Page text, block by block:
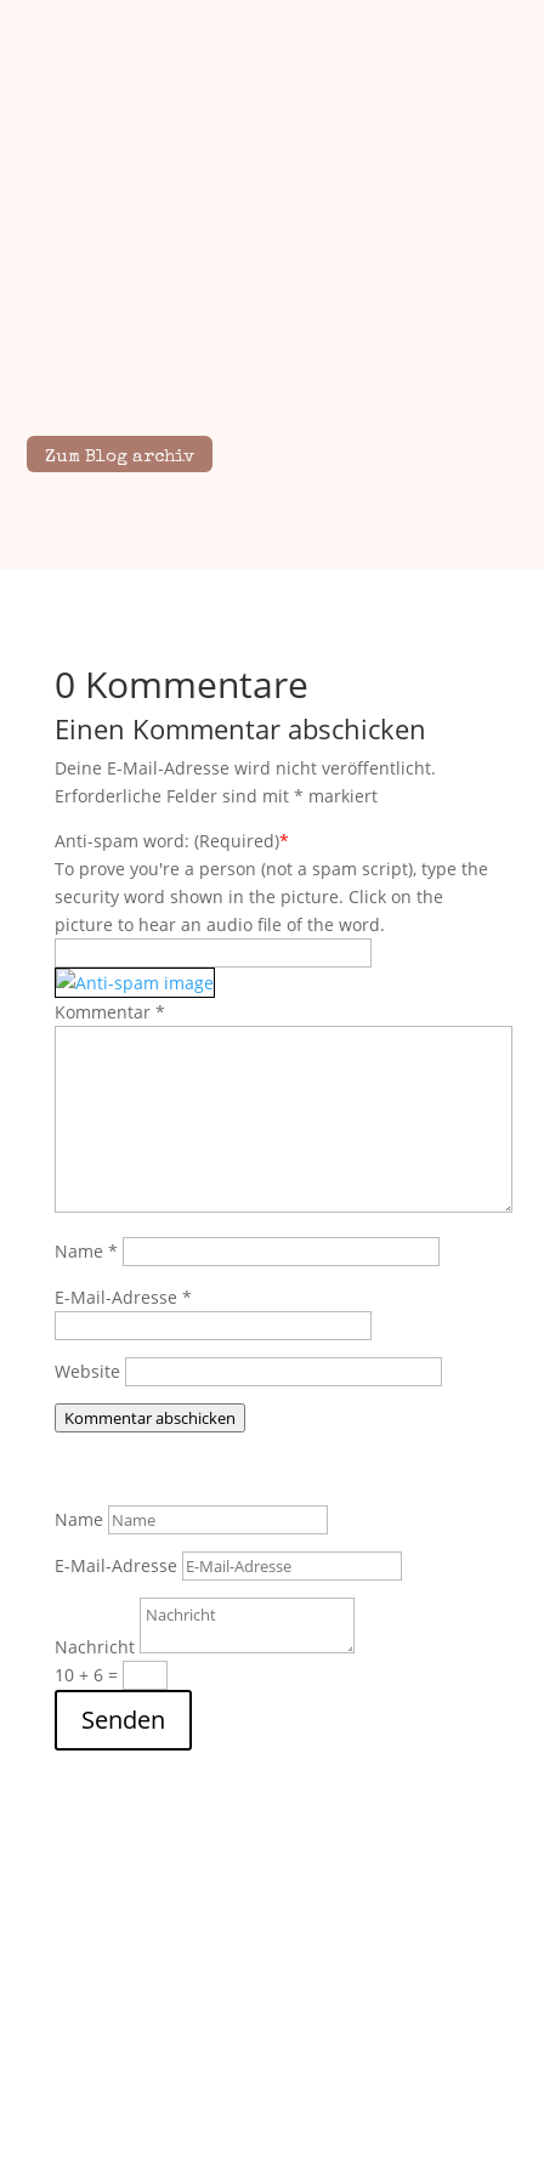
Zum Blog archiv
0 Kommentare
Einen Kommentar abschicken
Deine E-Mail-Adresse wird nicht veröffentlicht.
Erforderliche Felder sind mit * markiert
Anti-spam word: (Required)*
To prove you're a person (not a spam script), type the
security word shown in the picture. Click on the
picture to hear an audio file of the word.
Kommentar *
Name *
E-Mail-Adresse *
Website
Kommentar abschicken
Name
E-Mail-Adresse
Nachricht
10 + 6=
Senden